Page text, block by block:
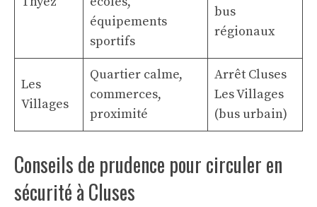
équipements
sportifs
bus
régionaux
Les
Villages
Quartier calme,
commerces,
proximité
Arrêt Cluses
Les Villages
(bus urbain)
Conseils de prudence pour circuler en
sécurité à Cluses